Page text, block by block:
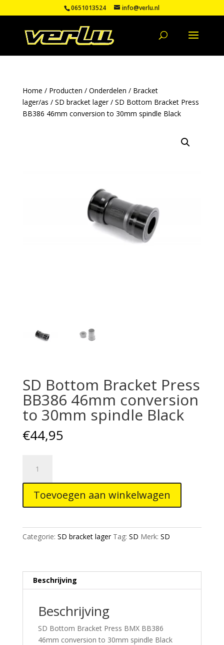
0651013524 info@verlu.nl
Home / Producten / Onderdelen / Bracket
lager/as / SD bracket lager/ SD Bottom Bracket Press
BB386 46mm conversion to 30mm spindle Black
SD Bottom Bracket Press
BB386 46mm conversion
to 30mm spindle Black
€44,95
Bottom
Bracket
Press
BB386
conversion
to
Black
aantal
Toevoegen aan winkelwagen
Categorie: SD bracket lager Tag: SD Merk: SD
Beschrijving
Beschrijving
SD Bottom Bracket Press BMX BB386
46mm conversion to 30mm spindle Black